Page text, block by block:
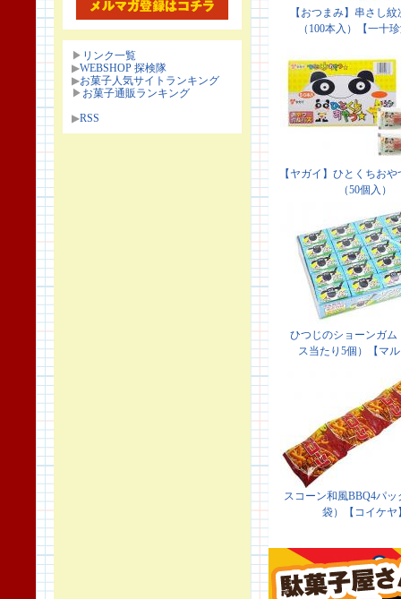
▶ リンク一覧
▶WEBSHOP 探検隊
▶お菓子人気サイトランキング
▶ お菓子通販ランキング
▶RSS